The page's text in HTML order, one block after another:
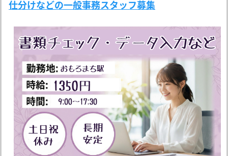
仕分けなどの一般事務スタッフ募集